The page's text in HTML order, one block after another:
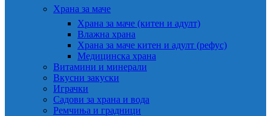
Храна за маче
Храна за маче (китен и адулт)
Влажна храна
Храна за маче китен и адулт (рефус)
Медицинска храна
Витамини и минерали
Вкусни закуски
Играчки
Садови за храна и вода
Ремчиња и градници